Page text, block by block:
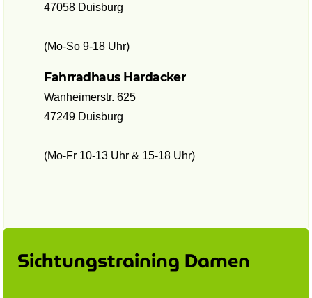
47058 Duisburg
(Mo-So 9-18 Uhr)
Fahrradhaus Hardacker
Wanheimerstr. 625
47249 Duisburg
(Mo-Fr 10-13 Uhr & 15-18 Uhr)
Sichtungstraining Damen